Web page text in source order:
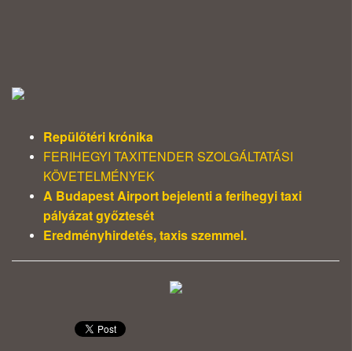
Repülőtéri krónika
FERIHEGYI TAXITENDER SZOLGÁLTATÁSI
KÖVETELMÉNYEK
A Budapest Airport bejelenti a ferihegyi taxi
pályázat győztesét
Eredményhirdetés, taxis szemmel.